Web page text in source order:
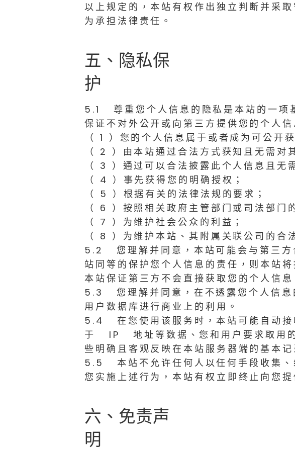
以上规定的，本站有权作出独立判断并采
为承担法律责任。
五、隐私保
护
5.1 尊重您个人信息的隐私是本站的一项
保证不对外公开或向第三方提供您的个人信
（ 1 ）您的个人信息属于或者成为可公开
（ 2 ）由本站通过合法方式获知且无需对
（ 3 ）通过可以合法披露此个人信息且无
（ 4 ）事先获得您的明确授权；
（ 5 ）根据有关的法律法规的要求；
（ 6 ）按照相关政府主管部门或司法部门
（ 7 ）为维护社会公众的利益；
（ 8 ）为维护本站、其附属关联公司的合
5.2 您理解并同意，本站可能会与第三方
站同等的保护您个人信息的责任，则本站
本站保证第三方不会直接获取您的个人信息
5.3 您理解并同意，在不透露您个人信息
用户数据库进行商业上的利用。
5.4 在您使用该服务时，本站可能自动接
于 IP 地址等数据、您和用户要求取用的
些明确且客观反映在本站服务器端的基本记
5.5 本站不允许任何人以任何手段收集、
您实施上述行为，本站有权立即终止向您提
六、免责声
明